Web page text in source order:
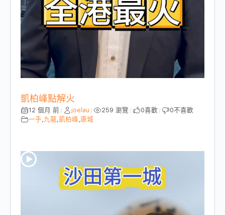
凱柏峰點解火
12 個月 前 / joelau / 259 瀏覽 / 0喜歡 / 0不喜歡
一手,九龍,凱柏峰,康城